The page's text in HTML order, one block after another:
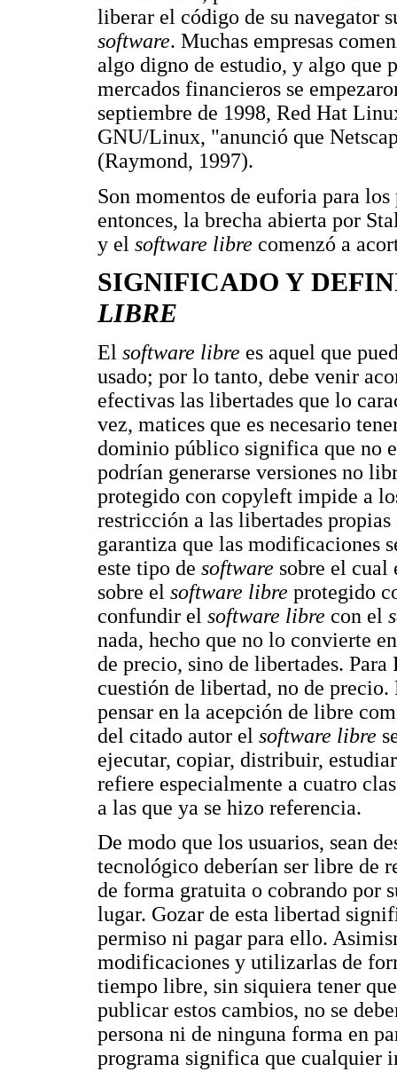
liberar el código de su navegator
software. Muchas empresas
algo digno de estudio, y algo que
mercados financieros se
septiembre de 1998, Red Hat
GNU/Linux, "anunció que
(Raymond, 1997).
Son momentos de euforia para
entonces, la brecha abierta por
y el software libre comenzó a
SIGNIFICADO Y
LIBRE
El software libre es aquel que
usado; por lo tanto, debe venir
efectivas las libertades que lo
vez, matices que es necesario
dominio público significa que no
podrían generarse versiones no
protegido con copyleft impide a
restricción a las libertades
garantiza que las modificaciones
este tipo de software sobre el cual
sobre el software libre protegido
confundir el software libre con el
nada, hecho que no lo convierte
de precio, sino de libertades.
cuestión de libertad, no de precio.
pensar en la acepción de libre
del citado autor el software libre
ejecutar, copiar, distribuir,
refiere especialmente a cuatro
a las que ya se hizo referencia.
De modo que los usuarios, sean
tecnológico deberían ser libre de
de forma gratuita o cobrando por
lugar. Gozar de esta libertad
permiso ni pagar para ello.
modificaciones y utilizarlas de
tiempo libre, sin siquiera tener
publicar estos cambios, no se
persona ni de ninguna forma en
programa significa que cualquier